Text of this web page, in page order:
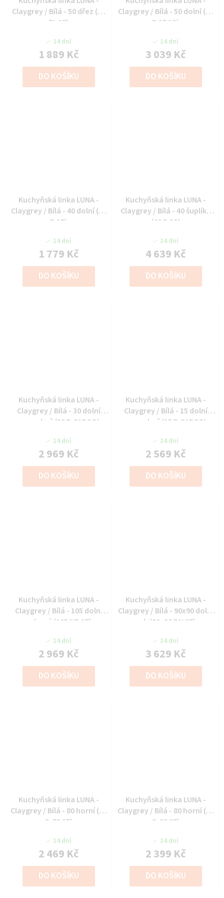
Claygrey / Bílá - 50 dřez (50
ZL 1F)
14 dní
1 889 Kč
DO KOŠÍKU
Claygrey / Bílá - 50 dolní (50
D 1F 1S)
14 dní
3 039 Kč
DO KOŠÍKU
Kuchyňská linka LUNA -
Claygrey / Bílá - 40 dolní (40
D 1F)
14 dní
1 779 Kč
DO KOŠÍKU
Kuchyňská linka LUNA -
Claygrey / Bílá - 40 šuplíky
(40 D 3S)
14 dní
4 639 Kč
DO KOŠÍKU
Kuchyňská linka LUNA -
Claygrey / Bílá - 30 dolní
cargo koš (30 D CARGO)
14 dní
2 969 Kč
DO KOŠÍKU
Kuchyňská linka LUNA -
Claygrey / Bílá - 15 dolní
cargo koš (15 D CARGO)
14 dní
2 569 Kč
DO KOŠÍKU
Kuchyňská linka LUNA -
Claygrey / Bílá - 105 dolní
rohová (105 ND 1F)
14 dní
2 969 Kč
DO KOŠÍKU
Kuchyňská linka LUNA -
Claygrey / Bílá - 90x90 dolní
roh (90x90 DN 2F)
14 dní
3 629 Kč
DO KOŠÍKU
Kuchyňská linka LUNA -
Claygrey / Bílá - 80 horní (80
G-72 2F)
14 dní
2 469 Kč
DO KOŠÍKU
Kuchyňská linka LUNA -
Claygrey / Bílá - 80 horní (80
G-90 2F)
14 dní
2 399 Kč
DO KOŠÍKU